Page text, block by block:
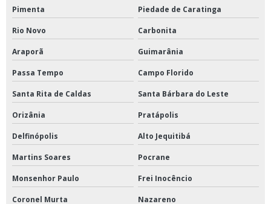
Pimenta Piedade de Caratinga
Rio Novo Carbonita
Araporã Guimarânia
Passa Tempo Campo Florido
Santa Rita de Caldas Santa Bárbara do Leste
Orizânia Pratápolis
Delfinópolis Alto Jequitibá
Martins Soares Pocrane
Monsenhor Paulo Frei Inocêncio
Coronel Murta Nazareno